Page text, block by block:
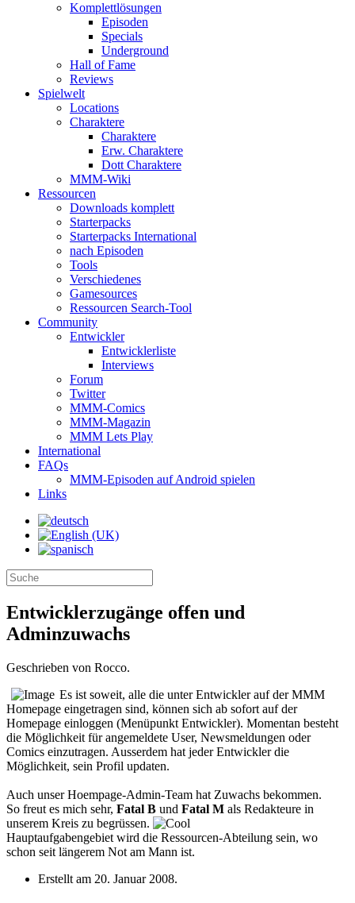
Komplettlösungen
Episoden
Specials
Underground
Hall of Fame
Reviews
Spielwelt
Locations
Charaktere
Charaktere
Erw. Charaktere
Dott Charaktere
MMM-Wiki
Ressourcen
Downloads komplett
Starterpacks
Starterpacks International
nach Episoden
Tools
Verschiedenes
Gamesources
Ressourcen Search-Tool
Community
Entwickler
Entwicklerliste
Interviews
Forum
Twitter
MMM-Comics
MMM-Magazin
MMM Lets Play
International
FAQs
MMM-Episoden auf Android spielen
Links
Entwicklerzugänge offen und
Adminzuwachs
Geschrieben von Rocco.
Es ist soweit, alle die unter Entwickler auf der MMM
Homepage eingetragen sind, können sich ab sofort auf der
Homepage einloggen (Menüpunkt Entwickler). Momentan besteht
die Möglichkeit für angemeldete User, Newsmeldungen oder
Comics einzutragen. Ausserdem hat jeder Entwickler die
Möglichkeit, sein Profil updaten.
Auch unser Hoempage-Admin-Team hat Zuwachs bekommen.
So freut es mich sehr, Fatal B und Fatal M als Redakteure in
unserem Kreis zu begrüssen.
Hauptaufgabengebiet wird die Ressourcen-Abteilung sein, wo
schon seit längerem Not am Mann ist.
Erstellt am 20. Januar 2008.